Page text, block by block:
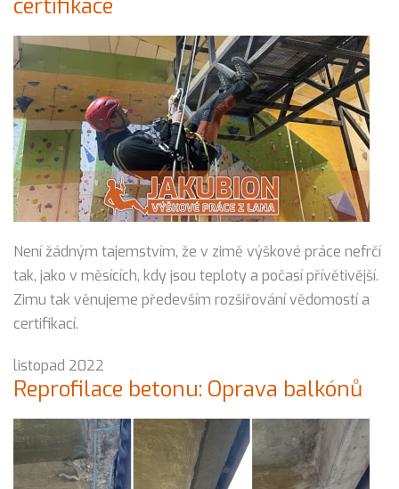
certifikace
Není žádným tajemstvím, že v zimě výškové práce nefrčí
tak, jako v měsících, kdy jsou teploty a počasí přívětivější.
Zimu tak věnujeme především rozšiřování vědomostí a
certifikací.
listopad 2022
Reprofilace betonu: Oprava balkónů